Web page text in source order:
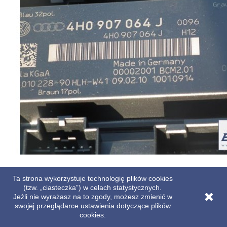
4H0907064AM 4H0907064BM 4H0907064CM 4H0907064DM
4H0907064EM 4H0907064FM
Cena
479,00 zł
Ta strona wykorzystuje technologię plików cookies
(tzw. „ciasteczka”) w celach statystycznych.
Jeżli nie wyrażasz na to zgody, możesz zmienić w
swojej przeglądarce ustawienia dotyczące plików
cookies.